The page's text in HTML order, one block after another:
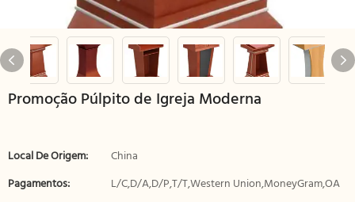
Promoção Púlpito de Igreja Moderna
Local De Origem:
China
Pagamentos:
L/C,D/A,D/P,T/T,Western Union,MoneyGram,OA